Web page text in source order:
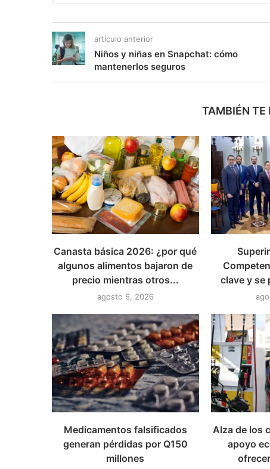
artículo anterior
Niños y niñas en Snapchat: cómo
mantenerlos seguros
TAMBIÉN TE
Canasta básica 2026: ¿por qué
algunos alimentos bajaron de
precio mientras otros...
agosto 6, 2026
clave y se
Medicamentos falsificados
generan pérdidas por Q150
millones
Alza de los
apoyo